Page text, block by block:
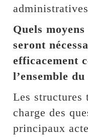
Quels
seront
efficacement
l’ensemble
Les structures
charge des
principaux